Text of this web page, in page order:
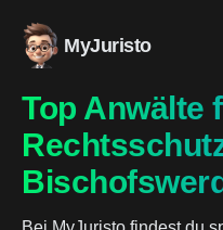
MyJuristo
Top Anwälte